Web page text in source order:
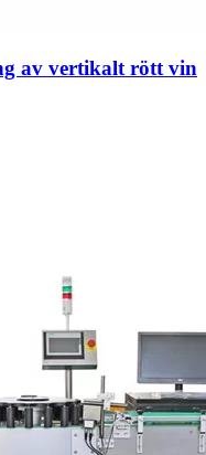
av vertikalt rött vin